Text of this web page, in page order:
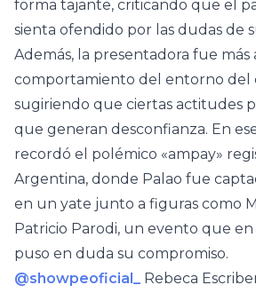
forma tajante, criticando que el
sienta ofendido por las dudas de
Además, la presentadora fue más
comportamiento del entorno del
sugiriendo que ciertas actitudes
que generan desconfianza. En
recordó el polémico «ampay»
Argentina, donde Palao fue
en un yate junto a figuras como
Patricio Parodi, un evento que
puso en duda su compromiso.
@showpeoficial_ Rebeca